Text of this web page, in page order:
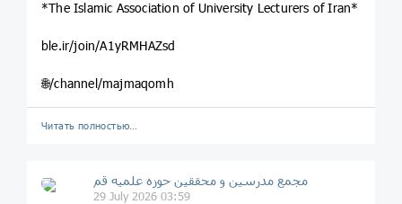
*The Islamic Association of University Lecturers of Iran*
ble.ir/join/A1yRMHAZsd
🌐/channel/majmaqomh
Читать полностью…
مجمع مدرسین و محققین حوزه علمیه قم
29 July 2026 03:59